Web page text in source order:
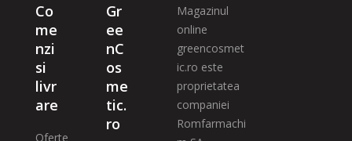
Co
me
nzi
si
livr
are
Oferte
Gr
ee
nC
os
me
tic.
ro
Magazinul
online
greencosmet
ic.ro este
proprietatea
companiei
Romfarmachi